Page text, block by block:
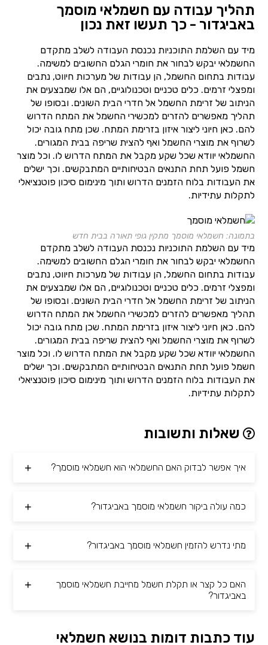
תהליך עבודה עם חשמלאי מוסמך
באביגדור - כך תעשו זאת נכון
מיד עם השלמת התוכניות נכנסת העבודה לשלב מתקדם
החשמלאי יבקש לבחור את חומרי הגלם החשובים למשימה.
עבודות בתחום החשמל, הן עבודות של מערכות חיווט, נתבים
ומפצלי זרמים. כלים טכניים וטכנולוגיים, הם אלו שמבצעים את
הניתוב של זרימת החשמל אל חדרי הבית השונים. ובסופו של
תהליך מאפשרים להזרים למכשירי החשמל את המתח הדרוש
להם. כאן חיוני ליצור איזון בזרימת המתח. שכן מתח גובה יכול
לשרוף את מוצרי החשמל ואף להצית שריפה בבית המגורים.
החשמלאי יוודא שכל שקע מקבל את המתח הדרוש לו. וכל מוצר
חשמל פועל תחת התנאים הבטיחותיים המתבקשים. וכך ישלים
את העבודות בלוח הזמנים הדרוש ותוך מינימום סיכון פוטנציאלי
לתקלות עתידיות.
בתמונה: חשמלאי מוסמך מתקין גופי תאורה בבית חדש
מיד עם השלמת התוכניות נכנסת העבודה לשלב מתקדם
החשמלאי יבקש לבחור את חומרי הגלם החשובים למשימה.
עבודות בתחום החשמל, הן עבודות של מערכות חיווט, נתבים
ומפצלי זרמים. כלים טכניים וטכנולוגיים, הם אלו שמבצעים את
הניתוב של זרימת החשמל אל חדרי הבית השונים. ובסופו של
תהליך מאפשרים להזרים למכשירי החשמל את המתח הדרוש
להם. כאן חיוני ליצור איזון בזרימת המתח. שכן מתח גובה יכול
לשרוף את מוצרי החשמל ואף להצית שריפה בבית המגורים.
החשמלאי יוודא שכל שקע מקבל את המתח הדרוש לו. וכל מוצר
חשמל פועל תחת התנאים הבטיחותיים המתבקשים. וכך ישלים
את העבודות בלוח הזמנים הדרוש ותוך מינימום סיכון פוטנציאלי
לתקלות עתידיות.
שאלות ותשובות
איך אפשר לבדוק האם החשמלאי הוא חשמלאי מוסמך?
כמה עולה ביקור חשמלאי מוסמך באביגדור?
מתי נדרש להזמין חשמלאי מוסמך באביגדור?
האם כל קצר או תקלת חשמל מחייבת חשמלאי מוסמך
באביגדור?
עוד כתבות דומות בנושא חשמלאי